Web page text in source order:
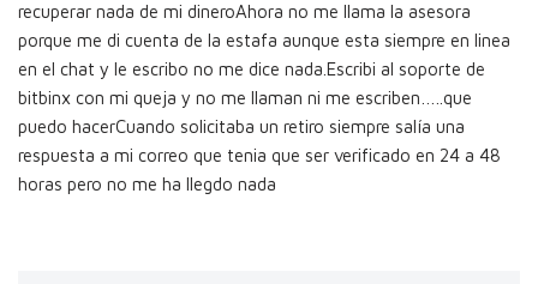
recuperar nada de mi dineroAhora no me llama la asesora
porque me di cuenta de la estafa aunque esta siempre en linea
en el chat y le escribo no me dice nada.Escribi al soporte de
bitbinx con mi queja y no me llaman ni me escriben…..que
puedo hacerCuando solicitaba un retiro siempre salía una
respuesta a mi correo que tenia que ser verificado en 24 a 48
horas pero no me ha llegdo nada